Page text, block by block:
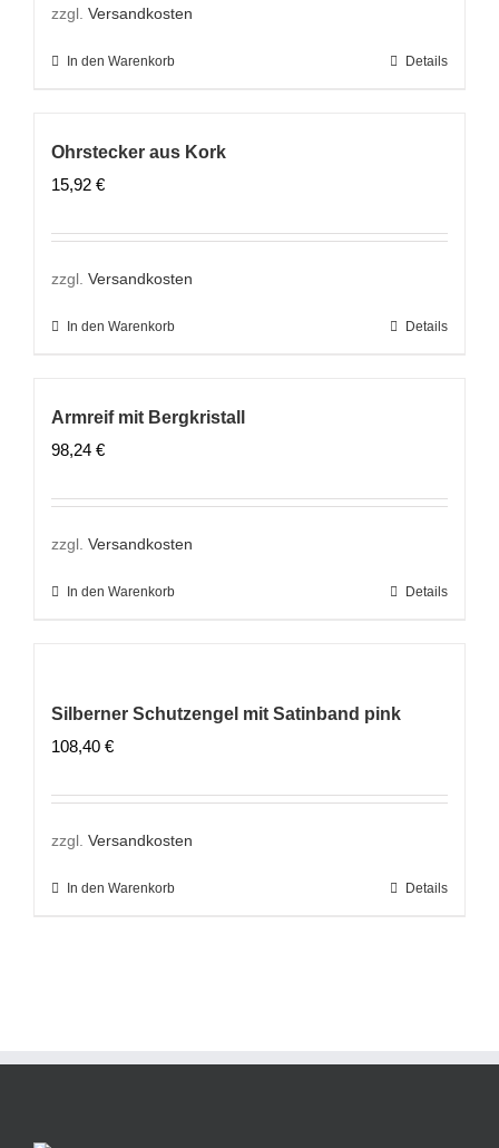
zzgl. Versandkosten
In den Warenkorb Details
Ohrstecker aus Kork
15,92 €
zzgl. Versandkosten
In den Warenkorb Details
Armreif mit Bergkristall
98,24 €
zzgl. Versandkosten
In den Warenkorb Details
Silberner Schutzengel mit Satinband pink
108,40 €
zzgl. Versandkosten
In den Warenkorb Details